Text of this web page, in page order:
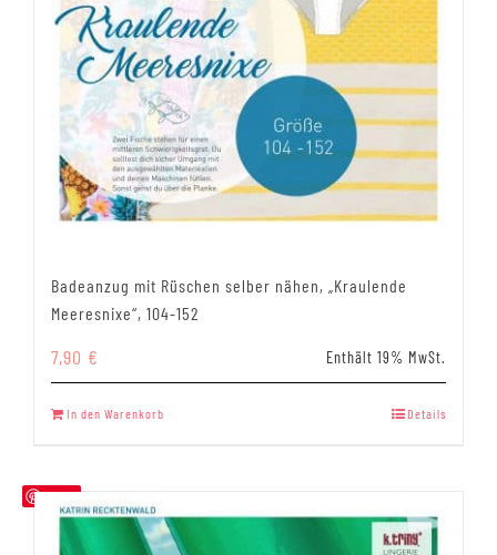
Badeanzug mit Rüschen selber nähen, „Kraulende
Meeresnixe“, 104-152
7,90 € Enthält 19% MwSt.
In den Warenkorb Details
Save